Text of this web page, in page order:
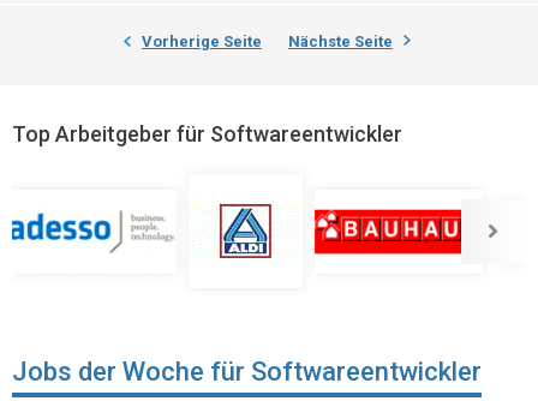
Vorherige Seite Nächste Seite
Top Arbeitgeber für Softwareentwickler
Jobs der Woche für Softwareentwickler